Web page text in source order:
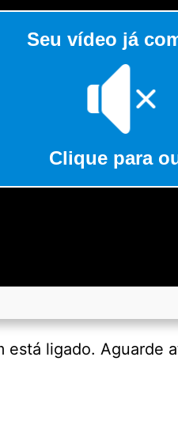
Seu vídeo já
Clique para
ligado. Aguarde